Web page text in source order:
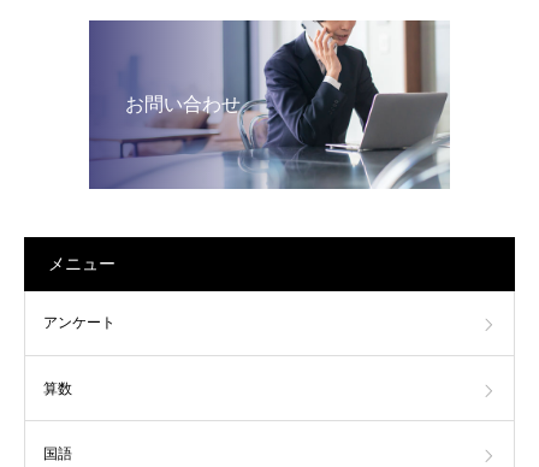
お問い合わせ
メニュー
アンケート
算数
国語